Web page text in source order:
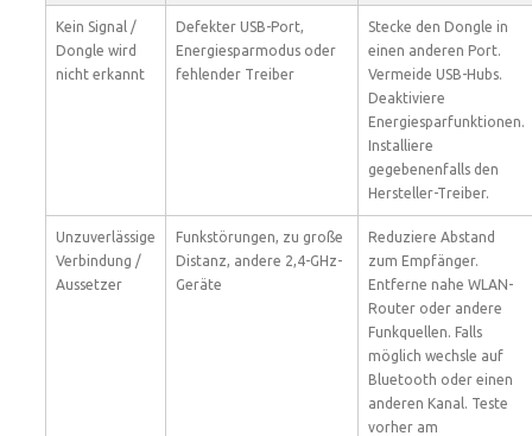
Kein Signal /
Dongle wird
nicht erkannt
Defekter USB-Port,
Energiesparmodus oder
fehlender Treiber
Stecke den Dongle in
einen anderen Port.
Vermeide USB-Hubs.
Deaktiviere
Energiesparfunktionen.
Installiere
gegebenenfalls den
Hersteller-Treiber.
Unzuverlässige
Verbindung /
Aussetzer
Funkstörungen, zu große
Distanz, andere 2,4-GHz-
Geräte
Reduziere Abstand
zum Empfänger.
Entferne nahe WLAN-
Router oder andere
Funkquellen. Falls
möglich wechsle auf
Bluetooth oder einen
anderen Kanal. Teste
vorher am